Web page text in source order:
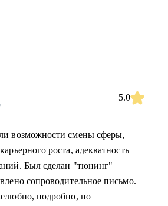
5.0
возможности смены сферы,
роста, адекватность
Был сделан "тюнинг"
сопроводительное письмо.
подробно, но